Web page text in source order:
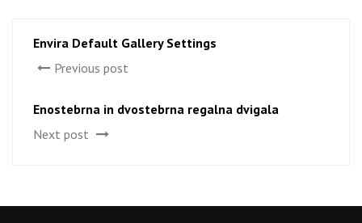
Envira Default Gallery Settings
Previous post
Enostebrna in dvostebrna regalna dvigala
Next post